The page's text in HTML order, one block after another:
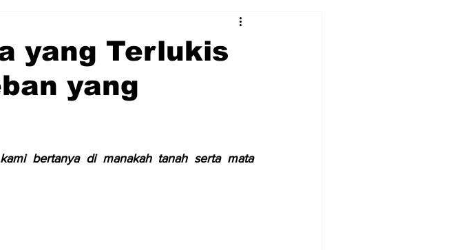
yang Terlukis
yang
bertanya di manakah tanah serta mata